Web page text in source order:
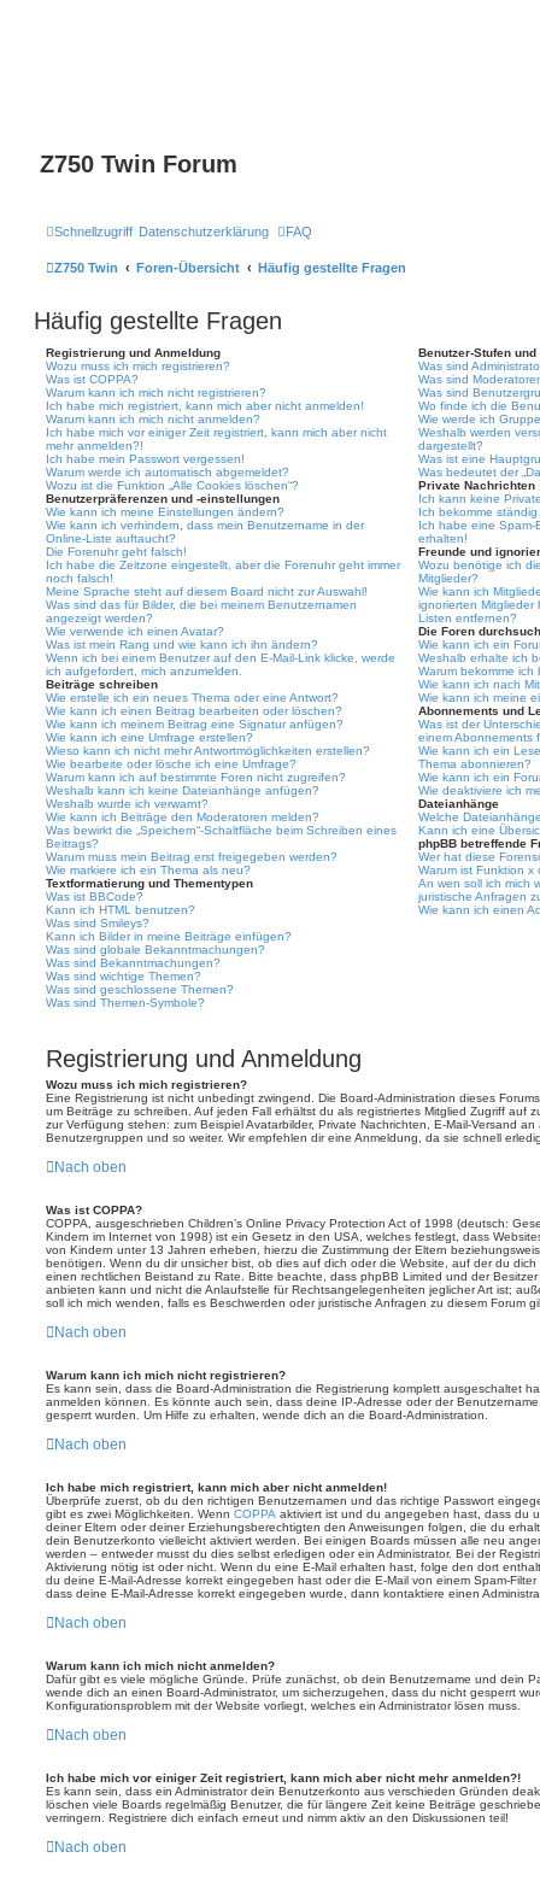
Z750 Twin Forum
Schnellzugriff Datenschutzerklärung FAQ
Z750 Twin Foren-Übersicht Häufig gestellte Fragen
Häufig gestellte Fragen
Registrierung und Anmeldung
Wozu muss ich mich registrieren?
Was ist COPPA?
Warum kann ich mich nicht registrieren?
Ich habe mich registriert, kann mich aber nicht anmelden!
Warum kann ich mich nicht anmelden?
Ich habe mich vor einiger Zeit registriert, kann mich aber nicht
mehr anmelden?!
Ich habe mein Passwort vergessen!
Warum werde ich automatisch abgemeldet?
Wozu ist die Funktion „Alle Cookies löschen“?
Benutzerpräferenzen und -einstellungen
Wie kann ich meine Einstellungen ändern?
Wie kann ich verhindern, dass mein Benutzername in der
Online-Liste auftaucht?
Die Forenuhr geht falsch!
Ich habe die Zeitzone eingestellt, aber die Forenuhr geht immer
noch falsch!
Meine Sprache steht auf diesem Board nicht zur Auswahl!
Was sind das für Bilder, die bei meinem Benutzernamen
angezeigt werden?
Wie verwende ich einen Avatar?
Was ist mein Rang und wie kann ich ihn ändern?
Wenn ich bei einem Benutzer auf den E-Mail-Link klicke, werde
ich aufgefordert, mich anzumelden.
Beiträge schreiben
Wie erstelle ich ein neues Thema oder eine Antwort?
Wie kann ich einen Beitrag bearbeiten oder löschen?
Wie kann ich meinem Beitrag eine Signatur anfügen?
Wie kann ich eine Umfrage erstellen?
Wieso kann ich nicht mehr Antwortmöglichkeiten erstellen?
Wie bearbeite oder lösche ich eine Umfrage?
Warum kann ich auf bestimmte Foren nicht zugreifen?
Weshalb kann ich keine Dateianhänge anfügen?
Weshalb wurde ich verwarnt?
Wie kann ich Beiträge den Moderatoren melden?
Was bewirkt die „Speichern“-Schaltfläche beim Schreiben eines
Beitrags?
Warum muss mein Beitrag erst freigegeben werden?
Wie markiere ich ein Thema als neu?
Textformatierung und Thementypen
Was ist BBCode?
Kann ich HTML benutzen?
Was sind Smileys?
Kann ich Bilder in meine Beiträge einfügen?
Was sind globale Bekanntmachungen?
Was sind Bekanntmachungen?
Was sind wichtige Themen?
Was sind geschlossene Themen?
Was sind Themen-Symbole?
Benutzer-Stufen und
Was sind
Was sind
Was sind
Wo finde ich die
Wie werde ich
Weshalb werden
dargestellt?
Was ist eine
Was bedeutet der
Private Nachrichten
Ich kann keine
Ich bekomme
Ich habe eine Spam-
erhalten!
Freunde und
Wozu benötige ich
Mitglieder?
Wie kann ich
ignorierten
Listen entfernen?
Die Foren
Wie kann ich ein
Weshalb erhalte ich
Warum bekomme
Wie kann ich nach
Wie kann ich meine
Abonnements und
Was ist der
einem Abonnements
Wie kann ich ein
Thema abonnieren?
Wie kann ich ein
Wie deaktiviere ich
Dateianhänge
Welche
Kann ich eine
phpBB betreffende
Wer hat diese
Warum ist Funktion
An wen soll ich mich
juristische Anfragen
Wie kann ich einen
Registrierung und Anmeldung
Wozu muss ich mich registrieren?
Eine Registrierung ist nicht unbedingt zwingend. Die Board-Administration dieses
um Beiträge zu schreiben. Auf jeden Fall erhältst du als registriertes Mitglied Zugriff auf
zur Verfügung stehen: zum Beispiel Avatarbilder, Private Nachrichten, E-Mail-Versand
Benutzergruppen und so weiter. Wir empfehlen dir eine Anmeldung, da sie schnell
Nach oben
Was ist COPPA?
COPPA, ausgeschrieben Children’s Online Privacy Protection Act of 1998 (deutsch:
Kindern im Internet von 1998) ist ein Gesetz in den USA, welches festlegt, dass
von Kindern unter 13 Jahren erheben, hierzu die Zustimmung der Eltern
benötigen. Wenn du dir unsicher bist, ob dies auf dich oder die Website, auf der du
einen rechtlichen Beistand zu Rate. Bitte beachte, dass phpBB Limited und der
anbieten kann und nicht die Anlaufstelle für Rechtsangelegenheiten jeglicher Art ist;
soll ich mich wenden, falls es Beschwerden oder juristische Anfragen zu diesem Forum
Nach oben
Warum kann ich mich nicht registrieren?
Es kann sein, dass die Board-Administration die Registrierung komplett ausgeschaltet
anmelden können. Es könnte auch sein, dass deine IP-Adresse oder der
gesperrt wurden. Um Hilfe zu erhalten, wende dich an die Board-Administration.
Nach oben
Ich habe mich registriert, kann mich aber nicht anmelden!
Überprüfe zuerst, ob du den richtigen Benutzernamen und das richtige Passwort
gibt es zwei Möglichkeiten. Wenn COPPA aktiviert ist und du angegeben hast, dass du
deiner Eltern oder deiner Erziehungsberechtigten den Anweisungen folgen, die du
dein Benutzerkonto vielleicht aktiviert werden. Bei einigen Boards müssen alle neu
werden – entweder musst du dies selbst erledigen oder ein Administrator. Bei der
Aktivierung nötig ist oder nicht. Wenn du eine E-Mail erhalten hast, folge den dort
du deine E-Mail-Adresse korrekt eingegeben hast oder die E-Mail von einem Spam-
dass deine E-Mail-Adresse korrekt eingegeben wurde, dann kontaktiere einen
Nach oben
Warum kann ich mich nicht anmelden?
Dafür gibt es viele mögliche Gründe. Prüfe zunächst, ob dein Benutzername und dein
wende dich an einen Board-Administrator, um sicherzugehen, dass du nicht gesperrt
Konfigurationsproblem mit der Website vorliegt, welches ein Administrator lösen muss.
Nach oben
Ich habe mich vor einiger Zeit registriert, kann mich aber nicht mehr anmelden?!
Es kann sein, dass ein Administrator dein Benutzerkonto aus verschieden Gründen
löschen viele Boards regelmäßig Benutzer, die für längere Zeit keine Beiträge
verringern. Registriere dich einfach erneut und nimm aktiv an den Diskussionen teil!
Nach oben